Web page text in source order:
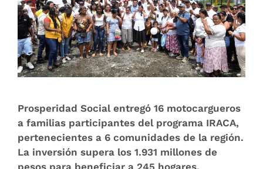
Prosperidad Social entregó 16 motocargueros
a familias participantes del programa IRACA,
pertenecientes a 6 comunidades de la región.
La inversión supera los 1.931 millones de